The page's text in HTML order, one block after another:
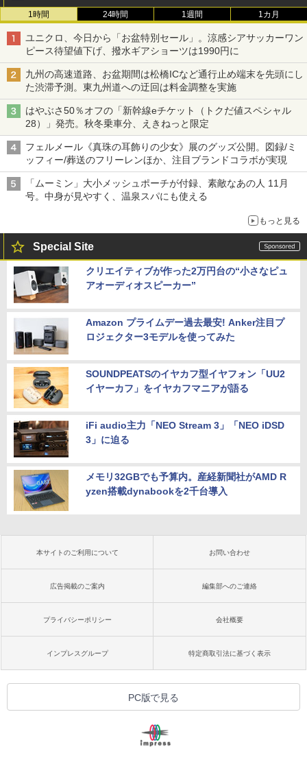
1時間 24時間 1週間 1カ月
ユニクロ、今日から「お盆特別セール」。涼感シアサッカーワン
ピース待望値下げ、撥水ギアショーツは1990円に
九州の高速道路、お盆期間は松橋ICなど通行止め端末を先頭にし
た渋滞予測。東九州道への迂回は料金調整を実施
はやぶさ50％オフの「新幹線eチケット（トクだ値スペシャル
28）」発売。秋冬乗車分、えきねっと限定
フェルメール《真珠の耳飾りの少女》展のグッズ公開。図録/ミ
ッフィー/葬送のフリーレンほか、注目ブランドコラボが実現
「ムーミン」大小メッシュポーチが付録、素敵なあの人 11月
号。中身が見やすく、温泉スパにも使える
もっと見る
Special Site
クリエイティブが作った2万円台の“小さなピュ
アオーディオスピーカー”
Amazon プライムデー過去最安! Anker注目プ
ロジェクター3モデルを使ってみた
SOUNDPEATSのイヤカフ型イヤフォン「UU2
イヤーカフ」をイヤカフマニアが語る
iFi audio主力「NEO Stream 3」「NEO iDSD
3」に迫る
メモリ32GBでも予算内。産経新聞社がAMD R
yzen搭載dynabookを2千台導入
本サイトのご利用について お問い合わせ
広告掲載のご案内 編集部へのご連絡
プライバシーポリシー 会社概要
インプレスグループ 特定商取引法に基づく表示
PC版で見る